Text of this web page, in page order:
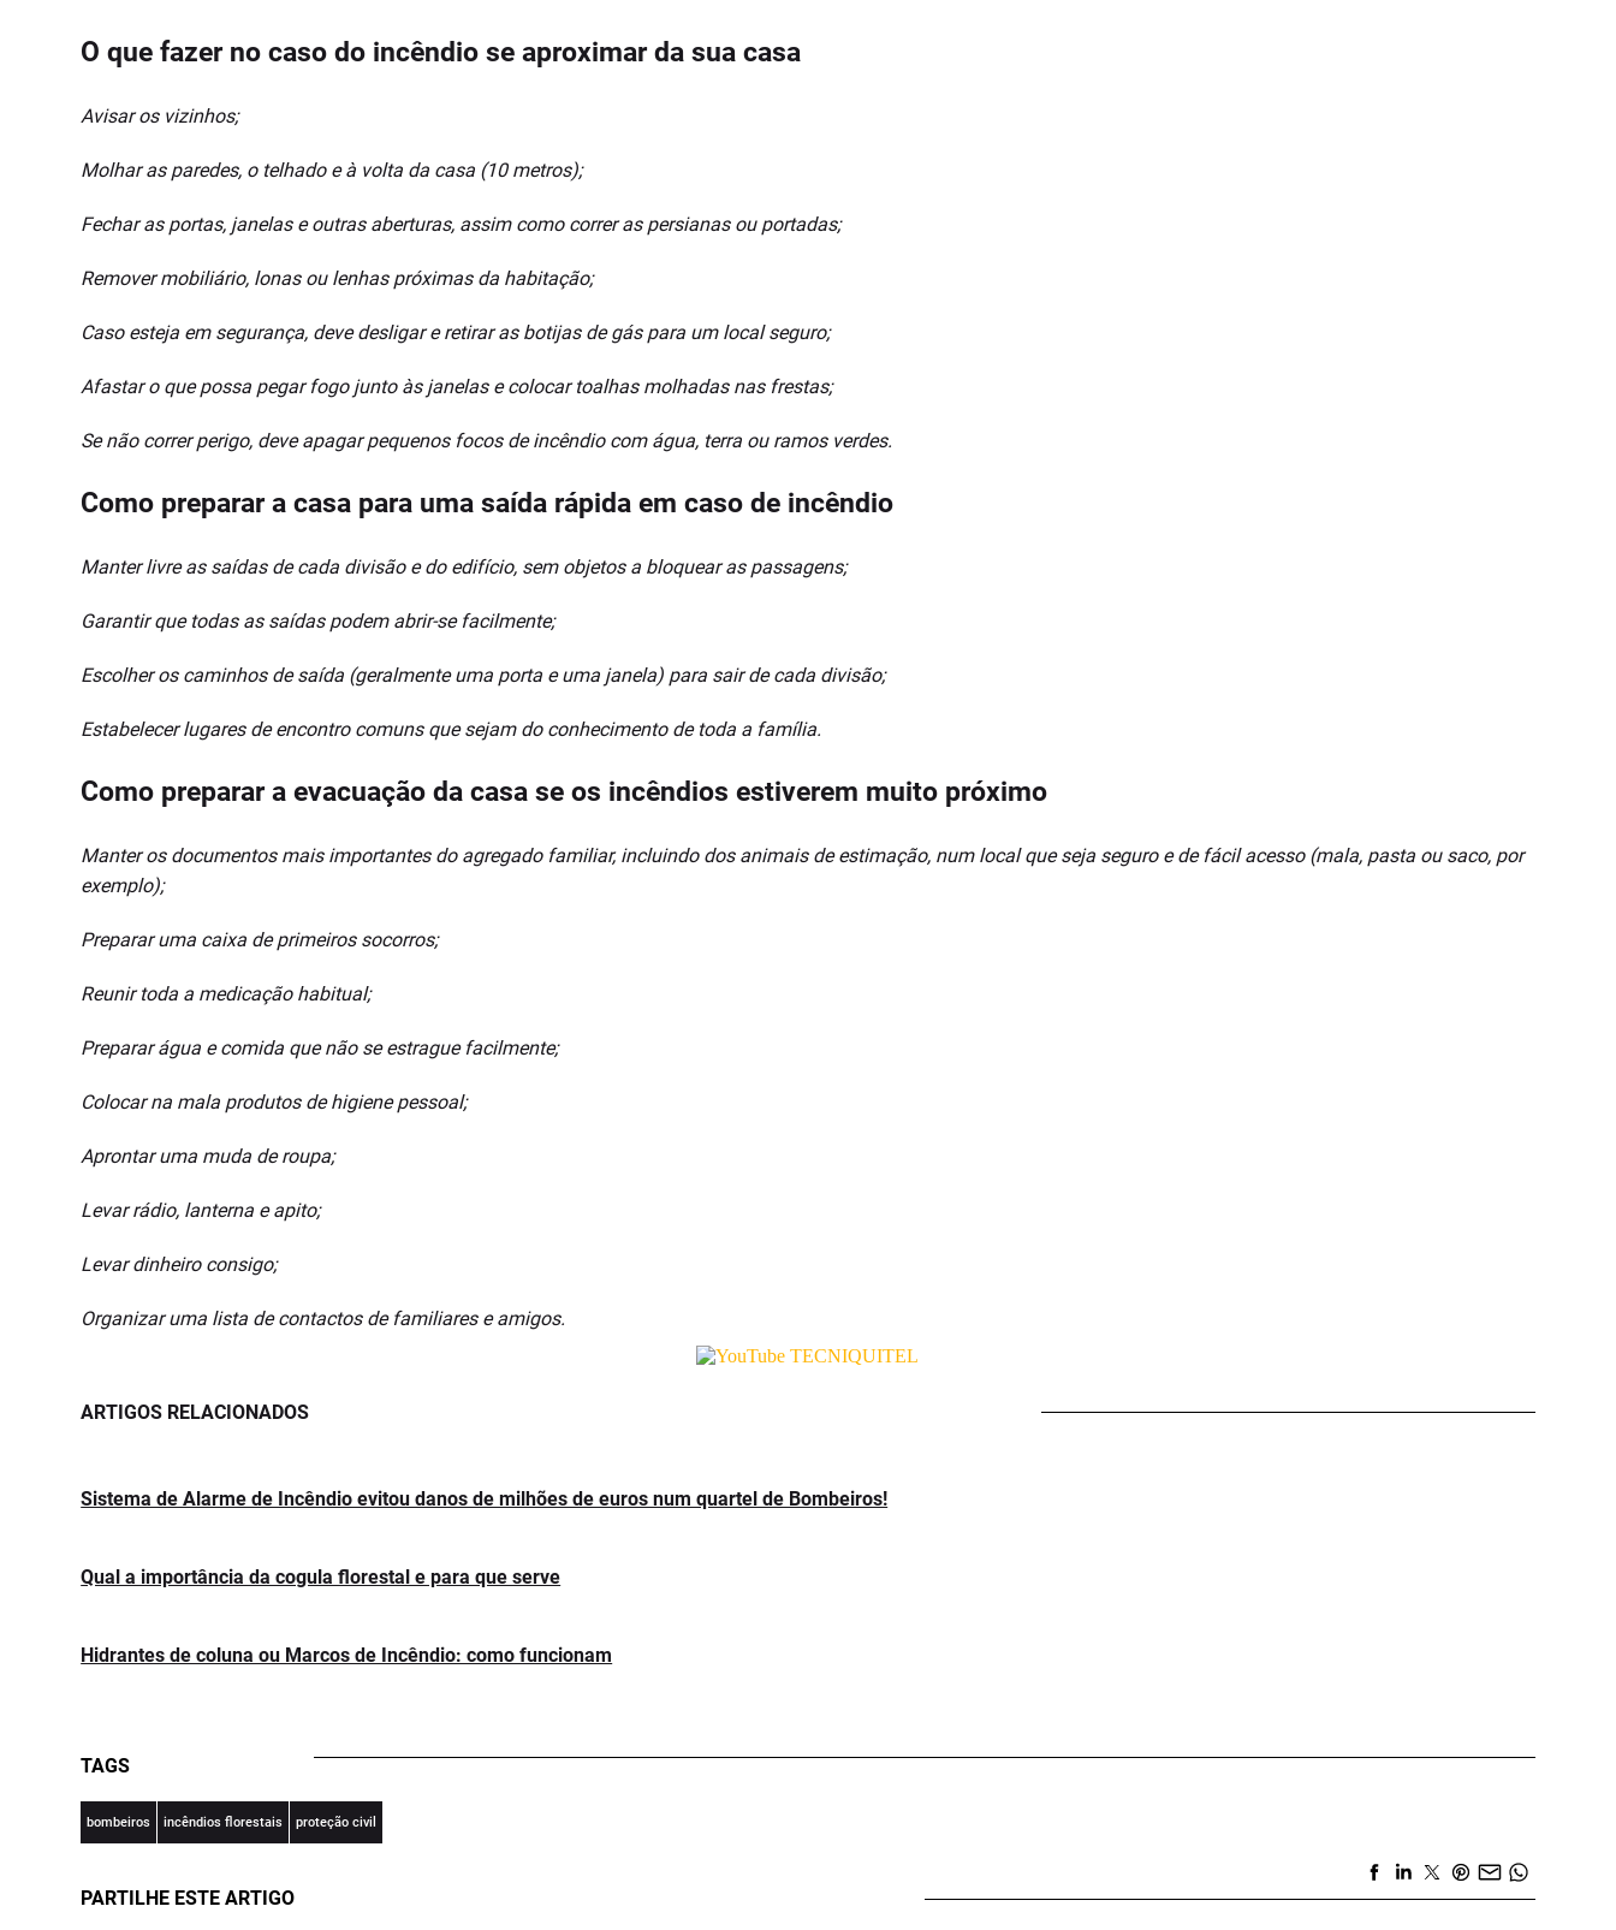
O que fazer no caso do incêndio se aproximar da sua casa
Avisar os vizinhos;
Molhar as paredes, o telhado e à volta da casa (10 metros);
Fechar as portas, janelas e outras aberturas, assim como correr as persianas ou portadas;
Remover mobiliário, lonas ou lenhas próximas da habitação;
Caso esteja em segurança, deve desligar e retirar as botijas de gás para um local seguro;
Afastar o que possa pegar fogo junto às janelas e colocar toalhas molhadas nas frestas;
Se não correr perigo, deve apagar pequenos focos de incêndio com água, terra ou ramos verdes.
Como preparar a casa para uma saída rápida em caso de incêndio
Manter livre as saídas de cada divisão e do edifício, sem objetos a bloquear as passagens;
Garantir que todas as saídas podem abrir-se facilmente;
Escolher os caminhos de saída (geralmente uma porta e uma janela) para sair de cada divisão;
Estabelecer lugares de encontro comuns que sejam do conhecimento de toda a família.
Como preparar a evacuação da casa se os incêndios estiverem muito próximo
Manter os documentos mais importantes do agregado familiar, incluindo dos animais de estimação, num local que seja seguro e de fácil acesso (mala, pasta ou saco, por
exemplo);
Preparar uma caixa de primeiros socorros;
Reunir toda a medicação habitual;
Preparar água e comida que não se estrague facilmente;
Colocar na mala produtos de higiene pessoal;
Aprontar uma muda de roupa;
Levar rádio, lanterna e apito;
Levar dinheiro consigo;
Organizar uma lista de contactos de familiares e amigos.
ARTIGOS RELACIONADOS
Sistema de Alarme de Incêndio evitou danos de milhões de euros num quartel de Bombeiros!
Qual a importância da cogula florestal e para que serve
Hidrantes de coluna ou Marcos de Incêndio: como funcionam
TAGS
bombeiros incêndios florestais proteção civil
PARTILHE ESTE ARTIGO